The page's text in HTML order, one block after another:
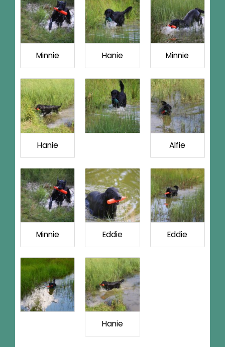
Minnie Hanie Minnie
Hanie Alfie
Minnie Eddie Eddie
Hanie